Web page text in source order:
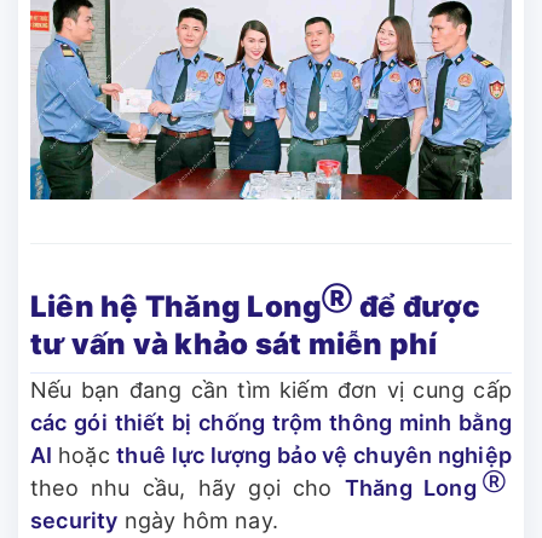
Liên hệ Thăng LongⓇ để được
tư vấn và khảo sát miễn phí
Nếu bạn đang cần tìm kiếm đơn vị cung cấp
các gói thiết bị chống trộm thông minh bằng
AI hoặcthuê lực lượng bảo vệ chuyên nghiệp
theo nhu cầu, hãy gọi cho Thăng Long Ⓡ
security ngày hôm nay.